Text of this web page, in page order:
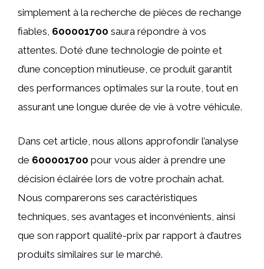
simplement à la recherche de pièces de rechange
fiables, 600001700 saura répondre à vos
attentes. Doté d’une technologie de pointe et
d’une conception minutieuse, ce produit garantit
des performances optimales sur la route, tout en
assurant une longue durée de vie à votre véhicule.
Dans cet article, nous allons approfondir l’analyse
de 600001700 pour vous aider à prendre une
décision éclairée lors de votre prochain achat.
Nous comparerons ses caractéristiques
techniques, ses avantages et inconvénients, ainsi
que son rapport qualité-prix par rapport à d’autres
produits similaires sur le marché.